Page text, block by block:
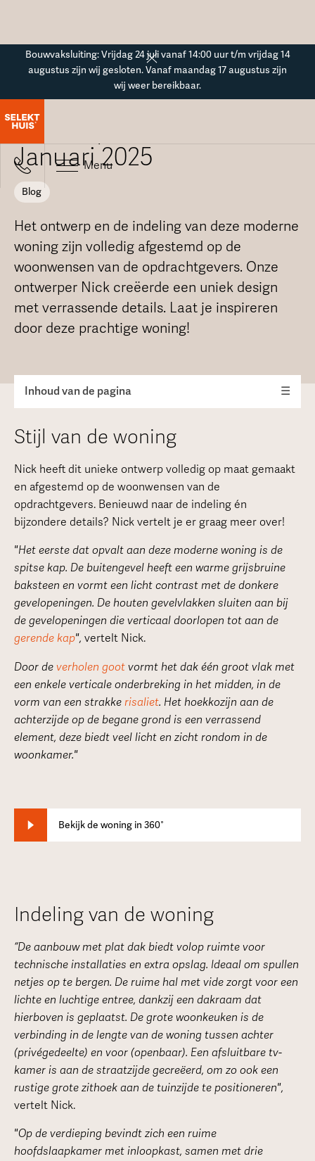
Bouwvaksluiting: Vrijdag 24 juli vanaf 14:00 uur t/m vrijdag 14
augustus zijn wij gesloten. Vanaf maandag 17 augustus zijn
wij weer bereikbaar.
Menu
Blogoverzicht
Ontwerp van de maand -
Januari 2025
Blog
Het ontwerp en de indeling van deze moderne
woning zijn volledig afgestemd op de
woonwensen van de opdrachtgevers. Onze
ontwerper Nick creëerde een uniek design
met verrassende details. Laat je inspireren
door deze prachtige woning!
Inhoud van de pagina ☰
Stijl van de woning
Nick heeft dit unieke ontwerp volledig op maat gemaakt
en afgestemd op de woonwensen van de
opdrachtgevers. Benieuwd naar de indeling én
bijzondere details? Nick vertelt je er graag meer over!
"Het eerste dat opvalt aan deze moderne woning is de
spitse kap. De buitengevel heeft een warme grijsbruine
baksteen en vormt een licht contrast met de donkere
gevelopeningen. De houten gevelvlakken sluiten aan bij
de gevelopeningen die verticaal doorlopen tot aan de
gerende kap", vertelt Nick.
Door de verholen gootvormt het dak één groot vlak met
een enkele verticale onderbreking in het midden, in de
vorm van een strakke risaliet. Het hoekkozijn aan de
achterzijde op de begane grond is een verrassend
element, deze biedt veel licht en zicht rondom in de
woonkamer."
Bekijk de woning in 360°
Indeling van de woning
“De aanbouw met plat dak biedt volop ruimte voor
technische installaties en extra opslag. Ideaal om spullen
netjes op te bergen. De ruime hal met vide zorgt voor een
lichte en luchtige entree, dankzij een dakraam dat
hierboven is geplaatst. De grote woonkeuken is de
verbinding in de lengte van de woning tussen achter
(privégedeelte) en voor (openbaar). Een afsluitbare tv-
kamer is aan de straatzijde gecreëerd, om zo ook een
rustige grote zithoek aan de tuinzijde te positioneren",
vertelt Nick.
"Op de verdieping bevindt zich een ruime
hoofdslaapkamer met inloopkast, samen met drie